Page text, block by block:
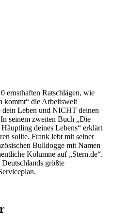
ernsthaften Ratschlägen, wie
kommt“ die Arbeitswelt
dein Leben und NICHT deinen
seinem zweiten Buch „Die
deines Lebens“ erklärt
sollte. Frank lebt mit seiner
Bulldogge mit Namen
Kolumne auf „Stern.de“.
größte